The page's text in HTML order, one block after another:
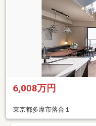
6,008万円
東京都多摩市落合１